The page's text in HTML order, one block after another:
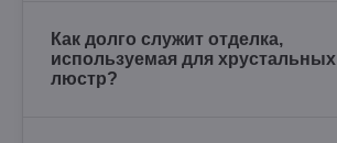
Как долго служит отделка,
используемая для хрустальных
люстр?